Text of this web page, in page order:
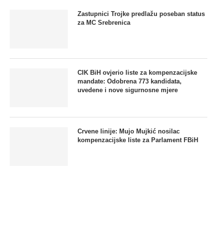
Zastupnici Trojke predlažu poseban status
za MC Srebrenica
CIK BiH ovjerio liste za kompenzacijske
mandate: Odobrena 773 kandidata,
uvedene i nove sigurnosne mjere
Crvene linije: Mujo Mujkić nosilac
kompenzacijske liste za Parlament FBiH